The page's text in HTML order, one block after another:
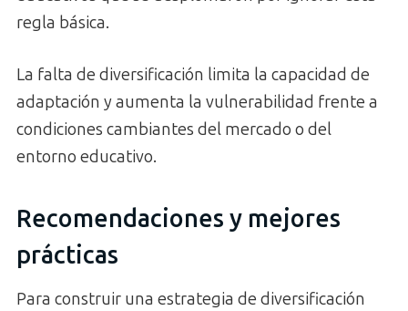
regla básica.
La falta de diversificación limita la capacidad de
adaptación y aumenta la vulnerabilidad frente a
condiciones cambiantes del mercado o del
entorno educativo.
Recomendaciones y mejores
prácticas
Para construir una estrategia de diversificación